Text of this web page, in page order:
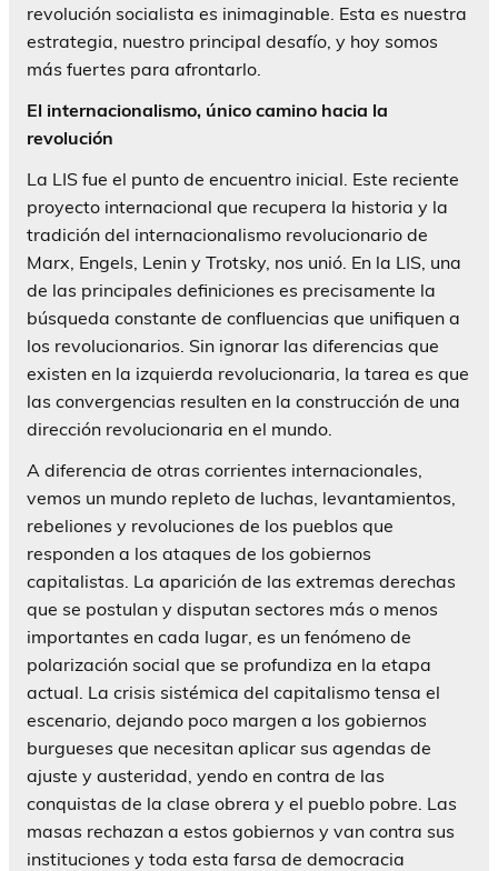
revolución socialista es inimaginable. Esta es nuestra
estrategia, nuestro principal desafío, y hoy somos
más fuertes para afrontarlo.
El internacionalismo, único camino hacia la
revolución
La LIS fue el punto de encuentro inicial. Este reciente
proyecto internacional que recupera la historia y la
tradición del internacionalismo revolucionario de
Marx, Engels, Lenin y Trotsky, nos unió. En la LIS, una
de las principales definiciones es precisamente la
búsqueda constante de confluencias que unifiquen a
los revolucionarios. Sin ignorar las diferencias que
existen en la izquierda revolucionaria, la tarea es que
las convergencias resulten en la construcción de una
dirección revolucionaria en el mundo.
A diferencia de otras corrientes internacionales,
vemos un mundo repleto de luchas, levantamientos,
rebeliones y revoluciones de los pueblos que
responden a los ataques de los gobiernos
capitalistas. La aparición de las extremas derechas
que se postulan y disputan sectores más o menos
importantes en cada lugar, es un fenómeno de
polarización social que se profundiza en la etapa
actual. La crisis sistémica del capitalismo tensa el
escenario, dejando poco margen a los gobiernos
burgueses que necesitan aplicar sus agendas de
ajuste y austeridad, yendo en contra de las
conquistas de la clase obrera y el pueblo pobre. Las
masas rechazan a estos gobiernos y van contra sus
instituciones y toda esta farsa de democracia